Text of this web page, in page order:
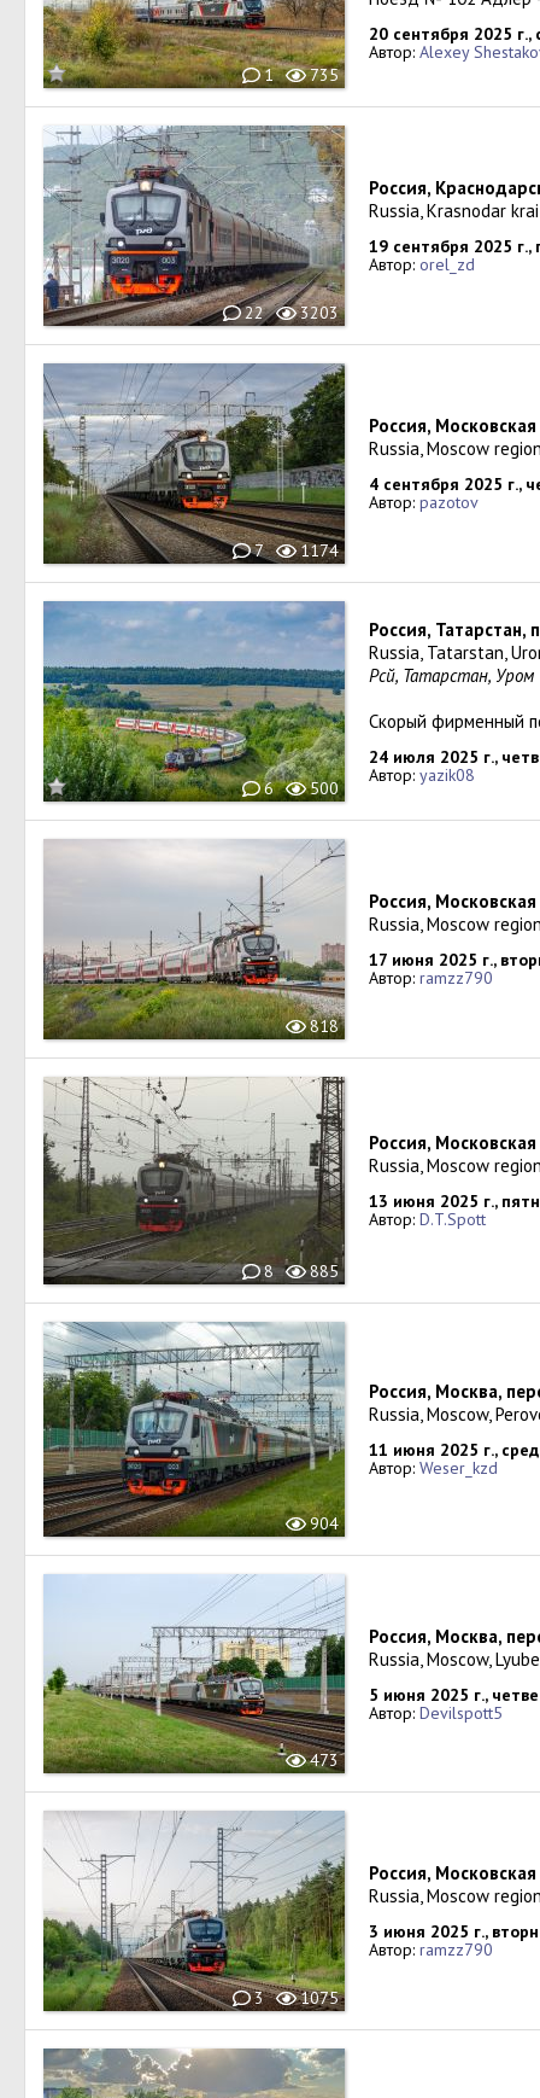
1 735
20 сентября 2025 г.,
Автор: Alexey
22 3203
Россия,
Russia, Krasnodar
19 сентября 2025 г.,
Автор: orel_zd
7 1174
Россия,
Russia, Moscow
4 сентября 2025 г.,
Автор: pazotov
6 500
Россия, Татарстан,
Russia, Tatarstan,
Рәсәй, Татарстан,
Скорый фирменный
24 июля 2025 г.,
Автор: yazik08
818
Россия,
Russia, Moscow
17 июня 2025 г.,
Автор: ramzz790
8 885
Россия,
Russia, Moscow
13 июня 2025 г.,
Автор: D.T.Spott
904
Россия, Москва,
Russia, Moscow,
11 июня 2025 г.,
Автор: Weser_kzd
473
Россия, Москва,
Russia, Moscow,
5 июня 2025 г.,
Автор: Devilspott5
3 1075
Россия,
Russia, Moscow
3 июня 2025 г.,
Автор: ramzz790